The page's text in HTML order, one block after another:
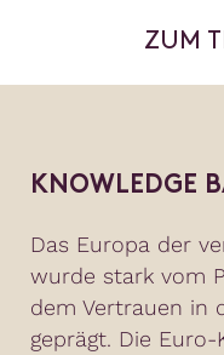
ZUM
KNOWLEDGE
Das Europa der
wurde stark vom
dem Vertrauen in
geprägt. Die